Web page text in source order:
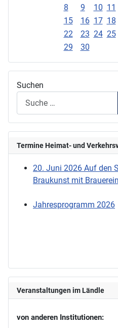
8
9 10 11
15
16 17 18
22
23 24 25
29
30
Suchen
Termine Heimat- und
20. Juni 2026 Auf den
Braukunst mit
Jahresprogramm 2026
Veranstaltungen im Ländle
von anderen Institutionen: